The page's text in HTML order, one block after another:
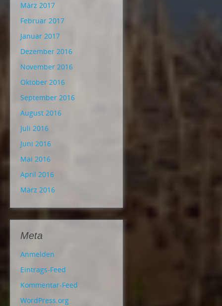
März 2017
Februar 2017
Januar 2017
Dezember 2016
November 2016
Oktober 2016
September 2016
August 2016
Juli 2016
Juni 2016
Mai 2016
April 2016
März 2016
Meta
Anmelden
Eintrags-Feed
Kommentar-Feed
WordPress.org